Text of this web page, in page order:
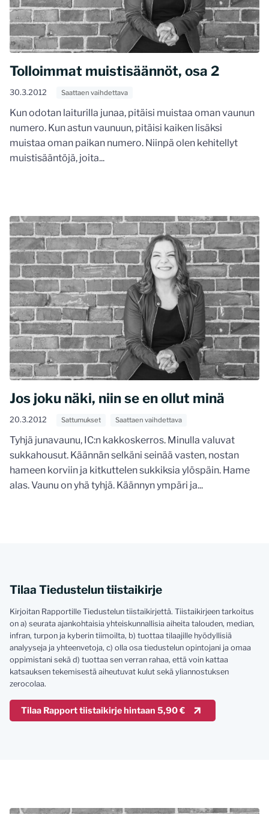
Tolloimmat muistisäännöt, osa 2
30.3.2012 Saattaen vaihdettava
Kun odotan laiturilla junaa, pitäisi muistaa oman vaunun
numero. Kun astun vaunuun, pitäisi kaiken lisäksi
muistaa oman paikan numero. Niinpä olen kehitellyt
muistisääntöjä, joita...
Jos joku näki, niin se en ollut minä
20.3.2012 Sattumukset Saattaen vaihdettava
Tyhjä junavaunu, IC:n kakkoskerros. Minulla valuvat
sukkahousut. Käännän selkäni seinää vasten, nostan
hameen korviin ja kitkuttelen sukkiksia ylöspäin. Hame
alas. Vaunu on yhä tyhjä. Käännyn ympäri ja...
Tilaa Tiedustelun tiistaikirje
Kirjoitan Rapportille Tiedustelun tiistaikirjettä. Tiistaikirjeen tarkoitus
on a) seurata ajankohtaisia yhteiskunnallisia aiheita talouden, median,
infran, turpon ja kyberin tiimoilta, b) tuottaa tilaajille hyödyllisiä
analyyseja ja yhteenvetoja, c) olla osa tiedustelun opintojani ja omaa
oppimistani sekä d) tuottaa sen verran rahaa, että voin kattaa
katsauksen tekemisestä aiheutuvat kulut sekä yliannostuksen
zerocolaa.
Tilaa Rapport tiistaikirje hintaan 5,90 €